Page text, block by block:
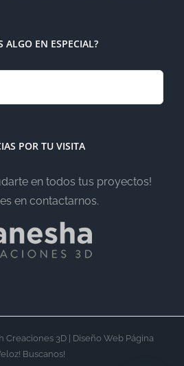
ALGO EN ESPECIAL?
POR TU VISITA
en todos tus proyectos!
en contactarnos.
Creaciones 3D | Diseño Web Página
Buscanos!